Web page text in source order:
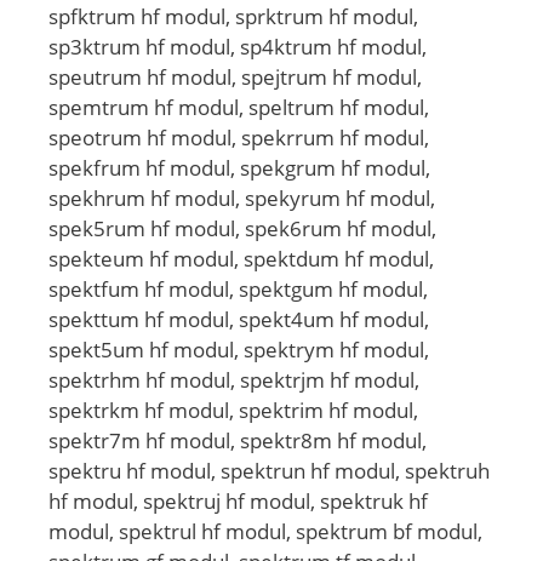
spfktrum hf modul, sprktrum hf modul,
sp3ktrum hf modul, sp4ktrum hf modul,
speutrum hf modul, spejtrum hf modul,
spemtrum hf modul, speltrum hf modul,
speotrum hf modul, spekrrum hf modul,
spekfrum hf modul, spekgrum hf modul,
spekhrum hf modul, spekyrum hf modul,
spek5rum hf modul, spek6rum hf modul,
spekteum hf modul, spektdum hf modul,
spektfum hf modul, spektgum hf modul,
spekttum hf modul, spekt4um hf modul,
spekt5um hf modul, spektrym hf modul,
spektrhm hf modul, spektrjm hf modul,
spektrkm hf modul, spektrim hf modul,
spektr7m hf modul, spektr8m hf modul,
spektru hf modul, spektrun hf modul, spektruh
hf modul, spektruj hf modul, spektruk hf
modul, spektrul hf modul, spektrum bf modul,